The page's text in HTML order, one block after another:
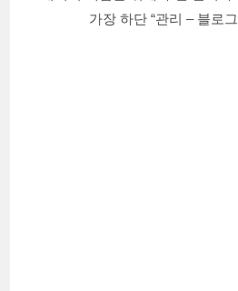
가장 하단 “관리 – 블로